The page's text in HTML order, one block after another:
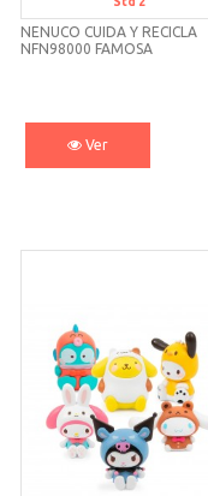
NENUCO CUIDA Y RECICLA
NFN98000 FAMOSA
Ver